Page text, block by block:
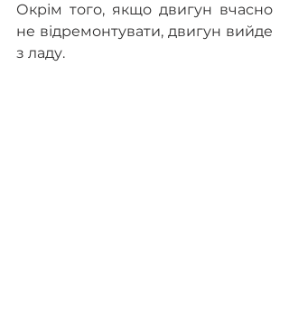
Окрім того, якщо двигун вчасно
не відремонтувати, двигун вийде
з ладу.